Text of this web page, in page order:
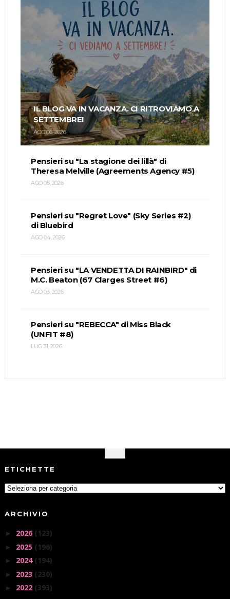
IL BLOG VA IN VACANZA. CI RITROVIAMO A
SETTEMBRE!
AGO 06, 2026
Pensieri su "La stagione dei lillà" di
Theresa Melville (Agreements Agency #5)
AGO 05, 2026
Pensieri su "Regret Love" (Sky Series #2)
di Bluebird
AGO 04, 2026
Pensieri su "LA VENDETTA DI RAINBIRD" di
M.C. Beaton (67 Clarges Street #6)
AGO 03, 2026
Pensieri su "REBECCA" di Miss Black
(UNFIT #8)
LUG 31, 2026
ETICHETTE
ARCHIVIO
► 2026 (123)
► 2025 (196)
► 2024 (194)
► 2023 (230)
► 2022 (393)